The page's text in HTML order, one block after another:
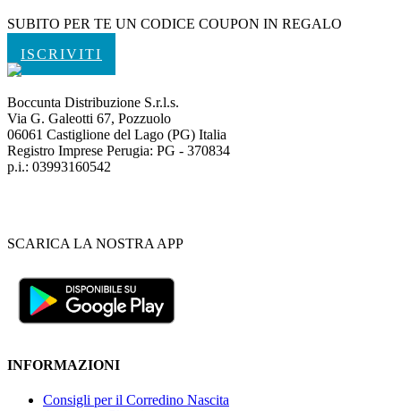
SUBITO PER TE UN CODICE COUPON IN REGALO
ISCRIVITI
Boccunta Distribuzione S.r.l.s.
Via G. Galeotti 67, Pozzuolo
06061 Castiglione del Lago (PG) Italia
Registro Imprese Perugia: PG - 370834
p.i.: 03993160542
SCARICA LA NOSTRA APP
INFORMAZIONI
Consigli per il Corredino Nascita